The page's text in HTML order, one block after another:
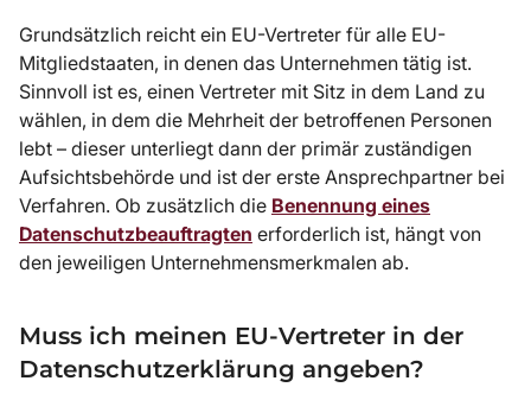
Grundsätzlich reicht ein EU-Vertreter für alle EU-
Mitgliedstaaten, in denen das Unternehmen tätig ist.
Sinnvoll ist es, einen Vertreter mit Sitz in dem Land zu
wählen, in dem die Mehrheit der betroffenen Personen
lebt – dieser unterliegt dann der primär zuständigen
Aufsichtsbehörde und ist der erste Ansprechpartner bei
Verfahren. Ob zusätzlich die Benennung eines
Datenschutzbeauftragten erforderlich ist, hängt von
den jeweiligen Unternehmensmerkmalen ab.
Muss ich meinen EU-Vertreter in der
Datenschutzerklärung angeben?